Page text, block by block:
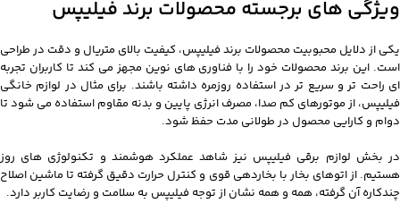
ویژگی های برجسته محصولات برند فیلیپس
یکی از دلایل محبوبیت محصولات برند فیلیپس، کیفیت بالای متریال و دقت در طراحی
است. این برند محصولات خود را با فناوری های نوین مجهز می کند تا کاربران تجربه
ای راحت تر و سریع تر در استفاده روزمره داشته باشند. برای مثال در لوازم خانگی
فیلیپس، از موتورهای کم صدا، مصرف انرژی پایین و بدنه مقاوم استفاده می شود تا
دوام و کارایی محصول در طولانی مدت حفظ شود.
در بخش لوازم برقی فیلیپس نیز شاهد عملکرد هوشمند و تکنولوژی های روز
هستیم. از اتوهای بخار با بخاردهی قوی و کنترل حرارت دقیق گرفته تا ماشین اصلاح
چندکاره آن گرفته، همه و همه نشان از توجه فیلیپس به سلامت و رضایت کاربر دارد.